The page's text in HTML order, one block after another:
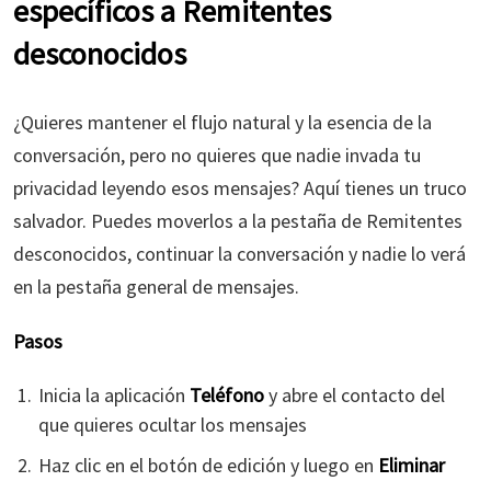
específicos a Remitentes
desconocidos
¿Quieres mantener el flujo natural y la esencia de la
conversación, pero no quieres que nadie invada tu
privacidad leyendo esos mensajes? Aquí tienes un truco
salvador. Puedes moverlos a la pestaña de Remitentes
desconocidos, continuar la conversación y nadie lo verá
en la pestaña general de mensajes.
Pasos
Inicia la aplicación Teléfonoy abre el contacto del
que quieres ocultar los mensajes
Haz clic en el botón de edición y luego en Eliminar